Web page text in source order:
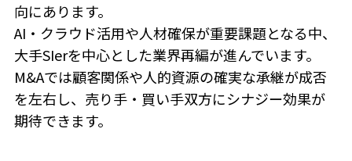
向にあります。
AI・クラウド活用や人材確保が重要課題となる中、
大手SIerを中心とした業界再編が進んでいます。
M&Aでは顧客関係や人的資源の確実な承継が成否
を左右し、売り手・買い手双方にシナジー効果が
期待できます。